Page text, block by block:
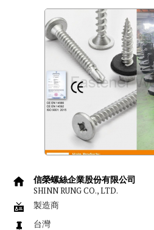
信榮螺絲企業股份有限公司
SHINN RUNG CO., LTD.
製造商
台灣